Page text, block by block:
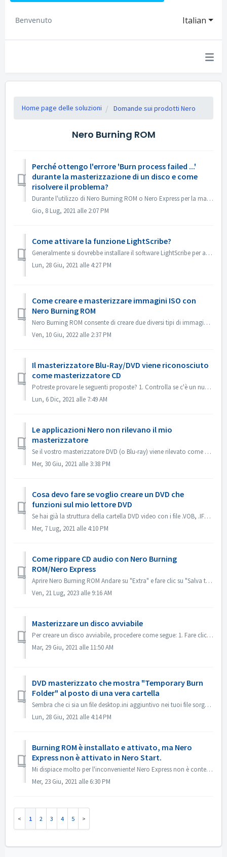
Italian
Benvenuto
Home page delle soluzioni Domande sui prodotti Nero
Nero Burning ROM
Perché ottengo l'errore 'Burn process failed ...'
durante la masterizzazione di un disco e come
risolvere il problema?
Durante l'utilizzo di Nero Burning ROM o Nero Express per la masterizzazione di contenuti su un disco, è possibile incontrare il messaggio di errore &qu...
Gio, 8 Lug, 2021 alle 2:07 PM
Come attivare la funzione LightScribe?
Generalmente si dovrebbe installare il software LightScribe per attivare le funzioni di LightScribe. https://lightscribesoftware.org/ Contattaci se hai alt...
Lun, 28 Giu, 2021 alle 4:27 PM
Come creare e masterizzare immagini ISO con
Nero Burning ROM
Nero Burning ROM consente di creare due diversi tipi di immagini disco. I 'file immagine Nero' (*.nrg) consistono in un formato immagine disco prop...
Ven, 10 Giu, 2022 alle 2:37 PM
Il masterizzatore Blu-Ray/DVD viene riconosciuto
come masterizzatore CD
Potreste provare le seguenti proposte? 1. Controlla se c'è un nuovo driver per il tuo masterizzatore e il firmware. Si prega di aggiornare se c'è. ...
Lun, 6 Dic, 2021 alle 7:49 AM
Le applicazioni Nero non rilevano il mio
masterizzatore
Se il vostro masterizzatore DVD (o Blu-ray) viene rilevato come masterizzatore CD, fate riferimento a questo articolo: https://nerosupport.freshdesk.com/en...
Mer, 30 Giu, 2021 alle 3:38 PM
Cosa devo fare se voglio creare un DVD che
funzioni sul mio lettore DVD
Se hai già la struttura della cartella DVD video con i file .VOB, .IFO/.BUP, puoi usare Nero BurningROM per masterizzare DVD. 1. Nuova compilazione. Selezio...
Mer, 7 Lug, 2021 alle 4:10 PM
Come rippare CD audio con Nero Burning
ROM/Nero Express
Aprire Nero Burning ROM Andare su "Extra" e fare clic su "Salva tracce audio". Nella scheda "sorgente", selezionare le trac...
Ven, 21 Lug, 2023 alle 9:16 AM
Masterizzare un disco avviabile
Per creare un disco avviabile, procedere come segue: 1. Fare clic sul pulsante Nuovo nella schermata principale di Nero Burning ROM. ->Si apre la finest...
Mar, 29 Giu, 2021 alle 11:50 AM
DVD masterizzato che mostra "Temporary Burn
Folder" al posto di una vera cartella
Sembra che ci sia un file desktop.ini aggiuntivo nei tuoi file sorgente. Explorer legge quel file e trova che questa particolare cartella ha un nome localiz...
Lun, 28 Giu, 2021 alle 4:14 PM
Burning ROM è installato e attivato, ma Nero
Express non è attivato in Nero Start.
Mi dispiace molto per l'inconveniente! Nero Express non è contenuto nel prodotto standalone Nero BurningRom. Nero Express è venduto nei negozi offline...
Mer, 23 Giu, 2021 alle 6:30 PM
1 2 3 4 5